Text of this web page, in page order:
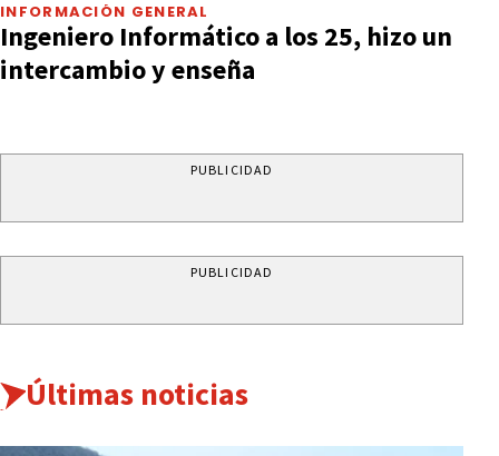
INFORMACIÓN GENERAL
Ingeniero Informático a los 25, hizo un
intercambio y enseña
PUBLICIDAD
PUBLICIDAD
Últimas noticias